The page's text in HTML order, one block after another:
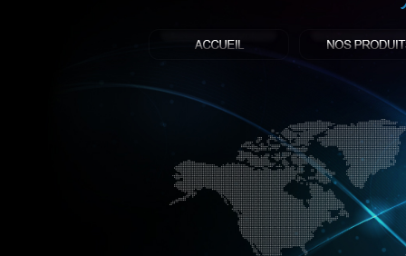
Produit décoratif led
Objet publicitaire led
éclairage blanc led
Enseigne publicitaire
Fabriquant et distributeur français
gamme à base de LED.
led, Topledworld, top led world, top
économie énergie, edf, lumière,